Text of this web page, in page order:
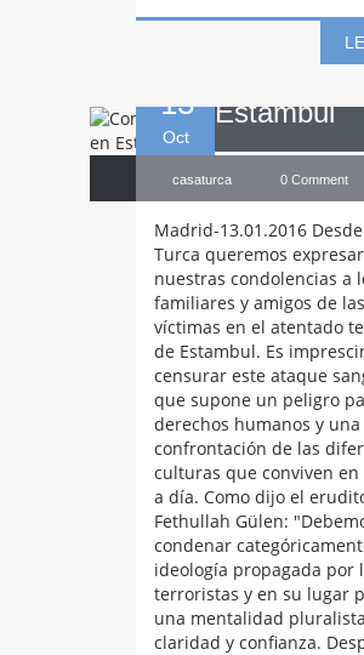
13
Oct
atentado
Estambul
casaturca 0 Comment
Madrid-13.01.2016 Desde
Turca queremos expresar
nuestras condolencias a
familiares y amigos de las
víctimas en el atentado
de Estambul. Es
censurar este ataque
que supone un peligro
derechos humanos y una
confrontación de las
culturas que conviven en
a día. Como dijo el
Fethullah Gülen:
condenar
ideología propagada por
terroristas y en su lugar
una mentalidad
claridad y confianza.
Los
Humanos